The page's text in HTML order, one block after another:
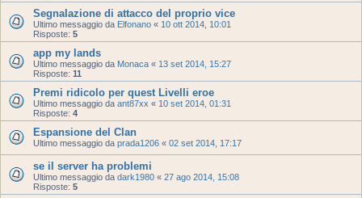
Segnalazione di attacco del proprio vice
Ultimo messaggio da Elfonano « 10 ott 2014, 10:01
Risposte: 5
app my lands
Ultimo messaggio da Monaca « 13 set 2014, 15:27
Risposte: 11
Premi ridicolo per quest Livelli eroe
Ultimo messaggio da ant87xx « 10 set 2014, 01:31
Risposte: 4
Espansione del Clan
Ultimo messaggio da prada1206 « 02 set 2014, 17:17
se il server ha problemi
Ultimo messaggio da dark1980 « 27 ago 2014, 15:08
Risposte: 5